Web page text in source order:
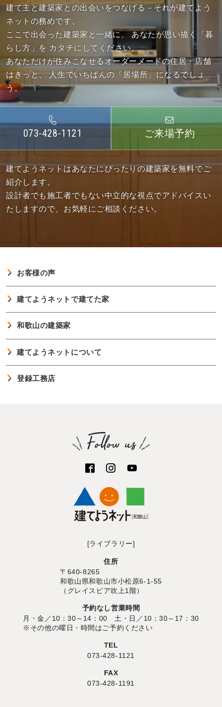
建て主と建築家との出会いをつなげる－それが建てよう
ネットの務めです。
ここで出会った建築家と一緒に、
あなたが思い描く「暮
らし方」を カタチにしてください。
あなただけが住みこなせるオーダーメードの住居・店舗
はきっと、
人生でいちばんの「居場所」になるでしょ
う。
073-428-1121 ご来場予約
建てようネットはあなたにぴったりの建築家を無料でご
紹介します。
設計者でも施工者でもない中立的な視点でアドバイスい
たしますので、お気軽にご相談ください。
お客様の声
建てようネットで建てた家
和歌山の建築家
建てようネットについて
登録工務店
[ライブラリー]
住所
〒640-8265
和歌山県和歌山市小松原6-1-55
（グレイスピア吹上1階）
予約なし営業時間
月・金／10：30～14：00 土・日／10：30～17：30
※その他の曜日・時間はご予約ください
TEL
073-428-1121
FAX
073-428-1191